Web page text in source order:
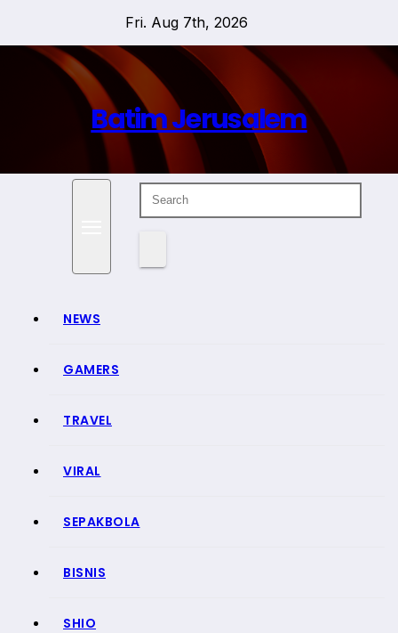
Fri. Aug 7th, 2026
Batim Jerusalem
NEWS
GAMERS
TRAVEL
VIRAL
SEPAKBOLA
BISNIS
SHIO